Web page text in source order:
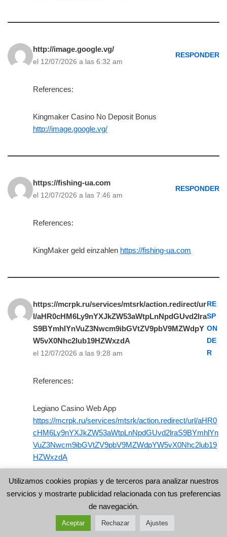
http://image.google.vg/
el 12/07/2026 a las 6:32 am
RESPONDER
References:
Kingmaker Casino No Deposit Bonus
http://image.google.vg/
https://fishing-ua.com
el 12/07/2026 a las 7:46 am
RESPONDER
References:
KingMaker geld einzahlen https://fishing-ua.com
https://mcrpk.ru/services/mtsrk/action.redirect/ur
l/aHR0cHM6Ly9nYXJkZW53aWtpLnNpdGUvd2lra
S9BYmhlYnVuZ3Nwcm9ibGVtZV9pbV9MZWdpY
W5vX0Nhc2lub19HZWxzdA
el 12/07/2026 a las 9:28 am
RE
SP
ON
DE
R
References:
Legiano Casino Web App
https://mcrpk.ru/services/mtsrk/action.redirect/url/aHR0
cHM6Ly9nYXJkZW53aWtpLnNpdGUvd2lraS9BYmhlYn
VuZ3Nwcm9ibGVtZV9pbV9MZWdpYW5vX0Nhc2lub19
HZWxzdA
alumni.skema.edu
el 12/07/2026 a las 9:59 am
Utilizamos cookies propias y de terceros para analizar nuestros
servicios y mostrarte publicidad relacionada con tus preferencias
de navegación.
Aceptar Rechazar Ajustes